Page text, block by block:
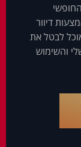
דיוור
לבטל את
והשימוש